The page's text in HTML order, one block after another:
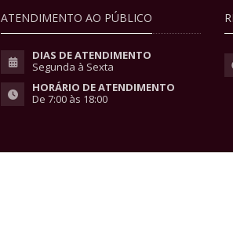
ATENDIMENTO AO PÚBLICO
DIAS DE ATENDIMENTO
Segunda à Sexta
HORÁRIO DE ATENDIMENTO
De 7:00 às 18:00